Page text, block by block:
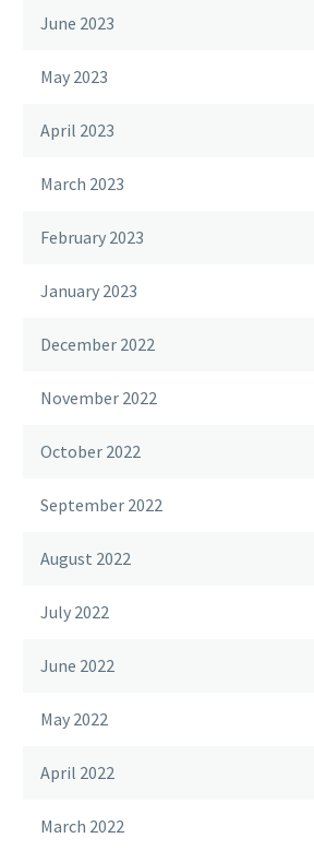
June 2023
May 2023
April 2023
March 2023
February 2023
January 2023
December 2022
November 2022
October 2022
September 2022
August 2022
July 2022
June 2022
May 2022
April 2022
March 2022